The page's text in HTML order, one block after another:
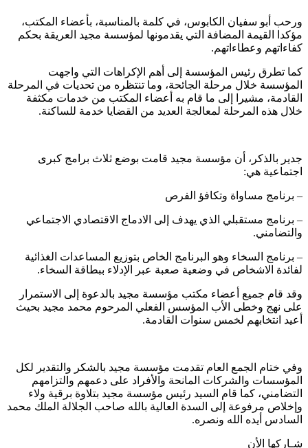
ورحب أبو سفيان الكابوس، في كلمة بالمناسبة، بأعضاء المكتب،
مؤكدا القيمة المضافة التي يقدمونها لمؤسسة مجيد العريقة بحكم
كفاءاتهم وعطاءاتهم.
كما تطرق رئيس المؤسسة إلى أهم الإكراهات التي واجهت
المؤسسة خلال مرحلة الجائحة، وما تنتظره من تحديات في المرحلة
القادمة، مشيرا إلى ما قام به أعضاء المكتب من خدمات مكثفة
خلال هذه المرحلة لمعالجة العديد من القضايا خدمة للساكنة.
جدير بالذكر، أن مؤسسة مجيد قامت بوضع ثلاث برامج كبرى
اجتماعية هي:
– برنامج مساواة وتكافؤ الفرص
– برنامج مستقبلي الذي يهدف إلى الادماج الاقتصادي الاجتماعي
والتضامني.
– برنامج السخاء وهو البرنامج الخاص بتوزيع المساعدات الغذائية
لفائدة الاشخاص في وضعية صعبة عبر الإدلاء ببطاقة السخاء.
وقد قام جميع أعضاء مكتب مؤسسة مجيد بالدعوة إلى الاستمرار
على نهج وخطى الأب المؤسس الفعلي المرحوم محمد مجيد بحيث
أعيد انتخابهم لخمس سنوات القادمة.
وفي ختام الجمع العام تقدمت مؤسسة مجيد بالشكر والتقدير لكل
المؤسسات والشركات المانحة والأفراد على دعمهم والتزامهم
التضامني، كما قام السيد رئيس مؤسسة مجيد بتلاوة برقية ولاء
وإخلاص مرفوعة إلى السدة العالية بالله صاحب الجلالة الملك محمد
السادس أيده الله ونصره.
شـاركها الأن